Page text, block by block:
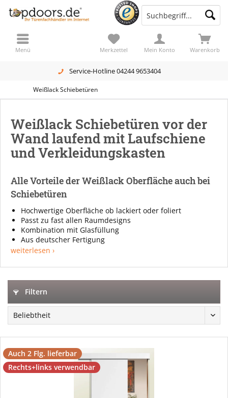
Service-Hotline 04244 9653404
Warenkorb
Merkzettel Mein Konto
Menü
Weißlack Schiebetüren
Weißlack Schiebetüren vor der
Wand laufend mit Laufschiene
und Verkleidungskasten
Alle Vorteile der Weißlack Oberfläche auch bei
Schiebetüren
Hochwertige Oberfläche ob lackiert oder foliert
Passt zu fast allen Raumdesigns
Kombination mit Glasfüllung
Aus deutscher Fertigung
weiterlesen ›
Filtern
Auch 2 Flg. lieferbar
Rechts+links verwendbar